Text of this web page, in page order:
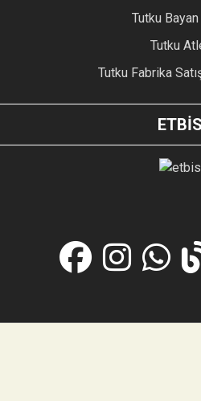
Tutku
Tutku
Tutku Fabrika
ETBİS